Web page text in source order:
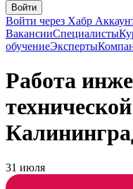
Войти
Войти через Хабр
ВакансииСпециалисты
обучениеЭксперты
Работа
31 июля